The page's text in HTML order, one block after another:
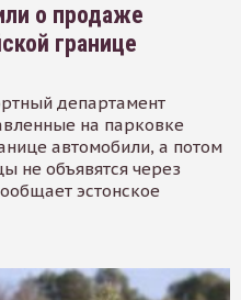
о продаже
границе
департамент
на парковке
автомобили, а потом
не объявятся через
эстонское